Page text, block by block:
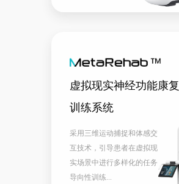
虚拟现实神经功能康复
训练系统
采用三维运动捕捉和体感交
互技术，引导患者在虚拟现
实场景中进行多样化的任务
导向性训练...